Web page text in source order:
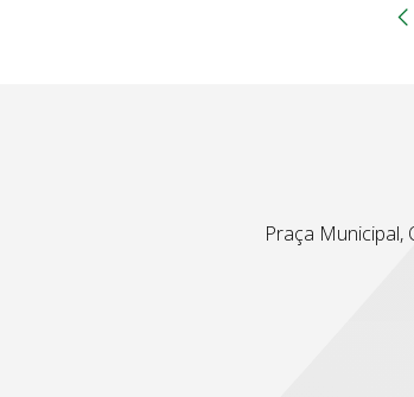
Praça Municipal,